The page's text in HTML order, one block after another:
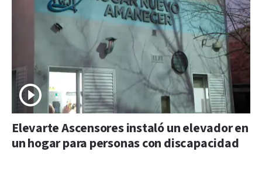
Elevarte Ascensores instaló un elevador en
un hogar para personas con discapacidad